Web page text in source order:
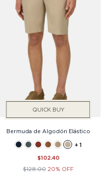
QUICK BUY
Bermuda de Algodón Elástico
+ 1
$102.40
$128.00 20% OFF